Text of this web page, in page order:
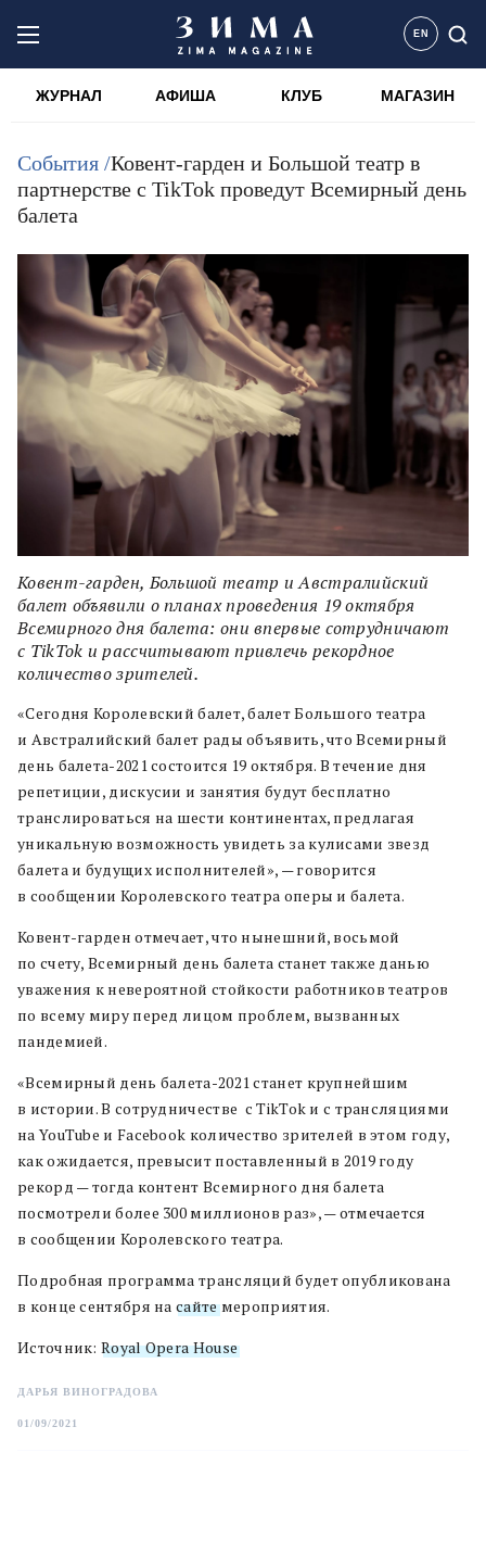
EN
ЖУРНАЛ АФИША КЛУБ МАГАЗИН
События /Ковент-гарден и Большой театр в
партнерстве c TikTok проведут Всемирный день
балета
Ковент-гарден, Большой театр и Австралийский
балет объявили о планах проведения 19 октября
Всемирного дня балета: они впервые сотрудничают
с TikTok и рассчитывают привлечь рекордное
количество зрителей.
«Сегодня Королевский балет, балет Большого театра
и Австралийский балет рады объявить, что Всемирный
день балета-2021 состоится 19 октября. В течение дня
репетиции, дискусии и занятия будут бесплатно
транслироваться на шести континентах, предлагая
уникальную возможность увидеть за кулисами звезд
балета и будущих исполнителей», — говорится
в сообщении Королевского театра оперы и балета.
Ковент-гарден отмечает, что нынешний, восьмой
по счету, Всемирный день балета станет также данью
уважения к невероятной стойкости работников театров
по всему миру перед лицом проблем, вызванных
пандемией.
«Всемирный день балета-2021 станет крупнейшим
в истории. В сотрудничестве с TikTok и с трансляциями
на YouTube и Facebook количество зрителей в этом году,
как ожидается, превысит поставленный в 2019 году
рекорд — тогда контент Всемирного дня балета
посмотрели более 300 миллионов раз», — отмечается
в сообщении Королевского театра.
Подробная программа трансляций будет опубликована
в конце сентября насайтемероприятия.
Источник: Royal Opera House
ДАРЬЯ ВИНОГРАДОВА
01/09/2021